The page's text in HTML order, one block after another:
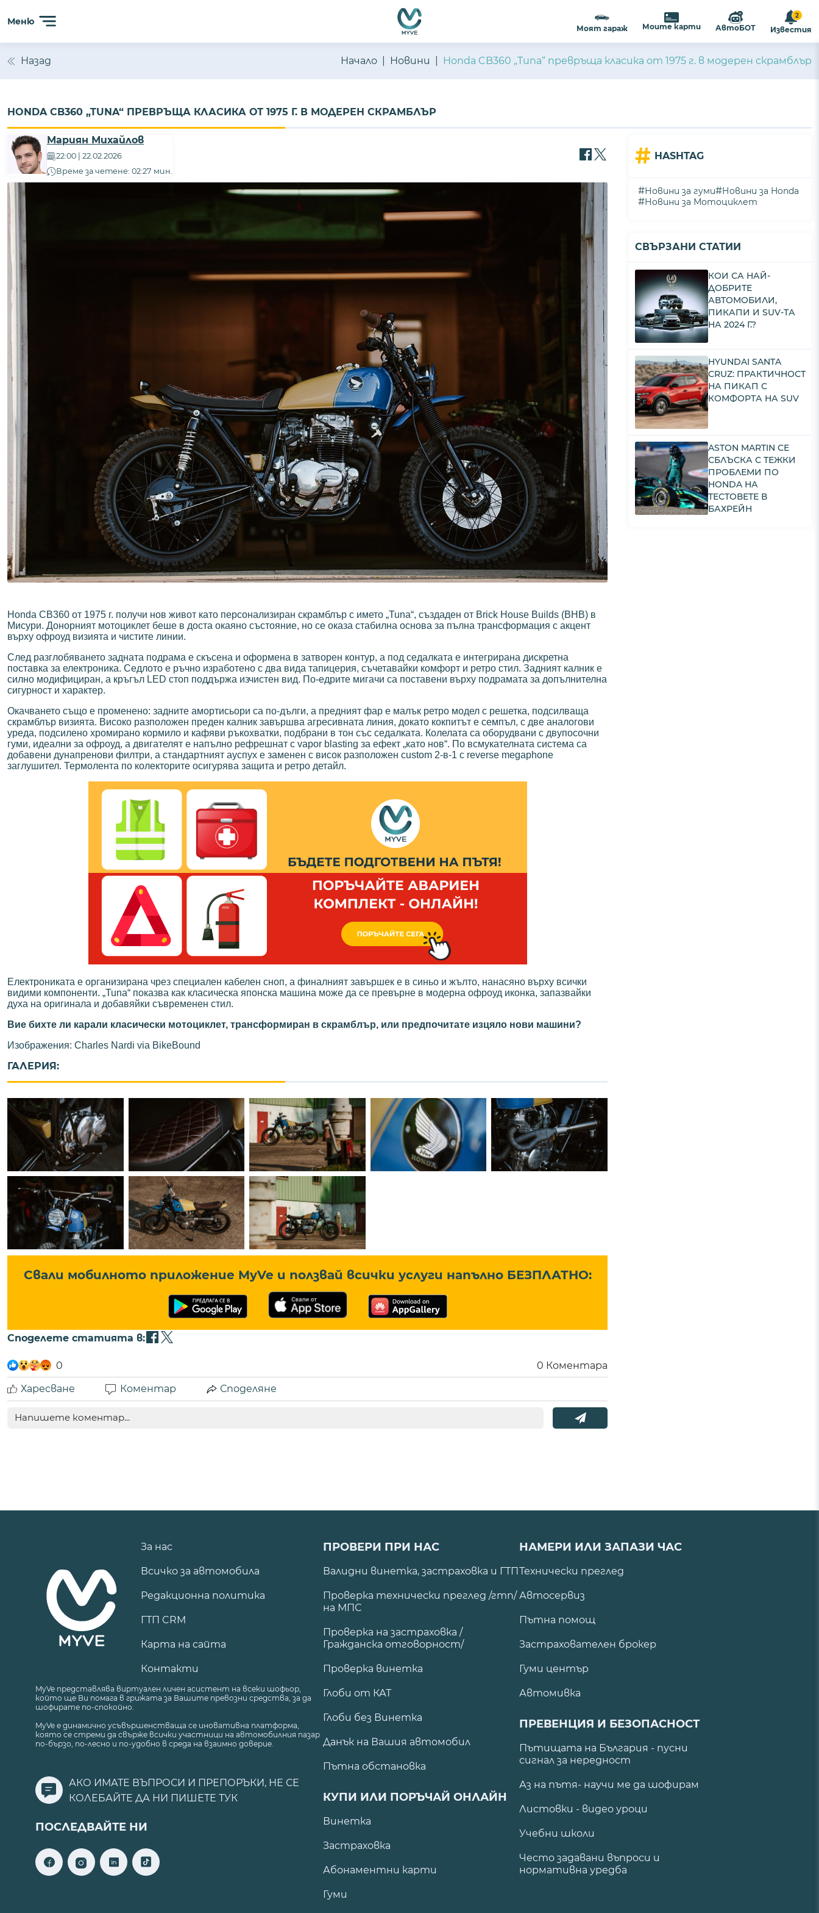
Меню
Моят гараж Моите карти АвтоБОТ
2
Известия
Назад Начало Новини Honda CB360 „Tuna“ превръща класика от 1975 г. в модерен скрамблър
HONDA CB360 „TUNA“ ПРЕВРЪЩА КЛАСИКА ОТ 1975 Г. В МОДЕРЕН СКРАМБЛЪР
Мариян Михайлов
22:00 | 22.02.2026
Време за четене: 02:27 мин.
Honda CB360 от 1975 г. получи нов живот като персонализиран скрамблър с името „Tuna“, създаден от Brick House Builds (BHB) в
Мисури. Донорният мотоциклет беше в доста окаяно състояние, но се оказа стабилна основа за пълна трансформация с акцент
върху офроуд визията и чистите линии.
След разглобяването задната подрама е скъсена и оформена в затворен контур, а под седалката е интегрирана дискретна
поставка за електроника. Седлото е ръчно изработено с два вида тапицерия, съчетавайки комфорт и ретро стил. Задният калник е
силно модифициран, а кръгъл LED стоп поддържа изчистен вид. По-едрите мигачи са поставени върху подрамата за допълнителна
сигурност и характер.
Окачването също е променено: задните амортисьори са по-дълги, а предният фар е малък ретро модел с решетка, подсилваща
скрамблър визията. Високо разположен преден калник завършва агресивната линия, докато кокпитът е семпъл, с две аналогови
уреда, подсилено хромирано кормило и кафяви ръкохватки, подбрани в тон със седалката. Колелата са оборудвани с двупосочни
гуми, идеални за офроуд, а двигателят е напълно рефрешнат с vapor blasting за ефект „като нов“. По всмукателната система са
добавени дунапренови филтри, а стандартният ауспух е заменен с висок разположен custom 2-в-1 с reverse megaphone
заглушител. Термолента по колекторите осигурява защита и ретро детайл.
Електрониката е организирана чрез специален кабелен сноп, а финалният завършек е в синьо и жълто, нанасяно върху всички
видими компоненти. „Tuna“ показва как класическа японска машина може да се превърне в модерна офроуд иконка, запазвайки
духа на оригинала и добавяйки съвременен стил.
Вие бихте ли карали класически мотоциклет, трансформиран в скрамблър, или предпочитате изцяло нови машини?
Изображения: Charles Nardi via BikeBound
ГАЛЕРИЯ:
Свали мобилното приложение MyVe и ползвай всички услуги напълно БЕЗПЛАТНО:
Споделете статията в:
0 0 Коментара
Харесване
Коментар Споделяне
# HASHTAG
#Новини за гуми#Новини за Honda
#Новини за Мотоциклет
СВЪРЗАНИ СТАТИИ
КОИ СА НАЙ-
ДОБРИТЕ
АВТОМОБИЛИ,
ПИКАПИ И SUV-ТА
НА 2024 Г.?
HYUNDAI SANTA
CRUZ: ПРАКТИЧНОСТ
НА ПИКАП С
КОМФОРТА НА SUV
ASTON MARTIN СЕ
СБЛЪСКА С ТЕЖКИ
ПРОБЛЕМИ ПО
HONDA НА
ТЕСТОВЕТЕ В
БАХРЕЙН
За нас
Всичко за автомобила
Редакционна политика
ГТП CRM
Карта на сайта
Контакти
MyVe представлява виртуален личен асистент на всеки шофьор,
който ще Ви помага в грижата за Вашите превозни средства, за да
шофирате по-спокойно.
MyVe е динамично усъвършенстваща се иновативна платформа,
която се стреми да свърже всички участници на автомобилния пазар
по-бързо, по-лесно и по-удобно в среда на взаимно доверие.
АКО ИМАТЕ ВЪПРОСИ И ПРЕПОРЪКИ, НЕ СЕ
КОЛЕБАЙТЕ ДА НИ ПИШЕТЕ ТУК
ПОСЛЕДВАЙТЕ НИ
ПРОВЕРИ ПРИ НАС
Валидни винетка, застраховка и ГТП
Проверка технически преглед /гтп/
на МПС
Проверка на застраховка /
Гражданска отговорност/
Проверка винетка
Глоби от КАТ
Глоби без Винетка
Данък на Вашия автомобил
Пътна обстановка
КУПИ ИЛИ ПОРЪЧАЙ ОНЛАЙН
Винетка
Застраховка
Абонаментни карти
Гуми
НАМЕРИ ИЛИ ЗАПАЗИ ЧАС
Технически преглед
Автосервиз
Пътна помощ
Застрахователен брокер
Гуми център
Автомивка
ПРЕВЕНЦИЯ И БЕЗОПАСНОСТ
Пътищата на България - пусни
сигнал за нередност
Аз на пътя- научи ме да шофирам
Листовки - видео уроци
Учебни школи
Често задавани въпроси и
нормативна уредба